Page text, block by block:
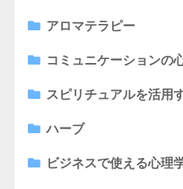
アロマテラピー
コミュニケーションの
スピリチュアルを活用
ハーブ
ビジネスで使える心理